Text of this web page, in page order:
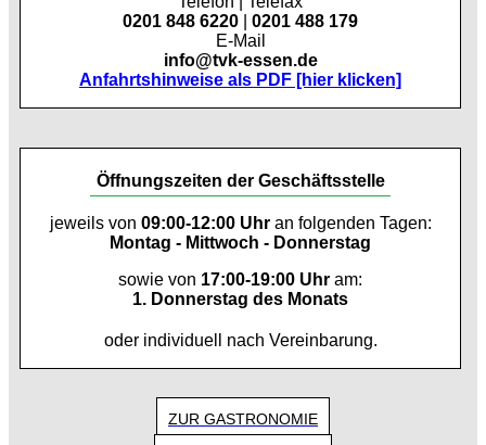
0201 848 6220
0201 488 179
E-Mail
info@tvk-essen.de
Anfahrtshinweise als PDF [hier klicken]
Öffnungszeiten der Geschäftsstelle
jeweils von 09:00-12:00 Uhran folgenden Tagen:
Montag - Mittwoch - Donnerstag
sowie von 17:00-19:00 Uhr am:
1. Donnerstag des Monats
oder individuell nach Vereinbarung.
ZUR GASTRONOMIE